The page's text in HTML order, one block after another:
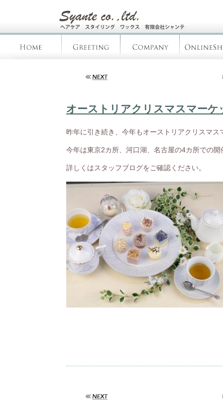
オーストリアクリスマスマーケ
昨年に引き続き、今年もオーストリアクリスマ
今年は東京2カ所、河口湖、名古屋の4カ所での開
詳しくはスタッフブログをご確認ください。